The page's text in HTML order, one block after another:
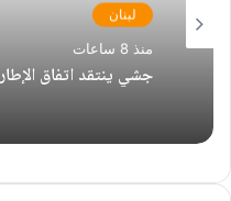
لبنان
منذ 8 ساعات
جشي ينتقد اتفاق